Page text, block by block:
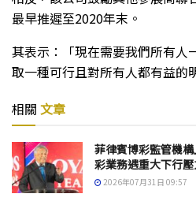
最早推遲至2020年末。
其表示：「現在需要我們所有人
取一種可行且對所有人都有益的
相關 文章
菲律賓博彩監管機
彩業務遇重大下行
2026年07月31日 09:57